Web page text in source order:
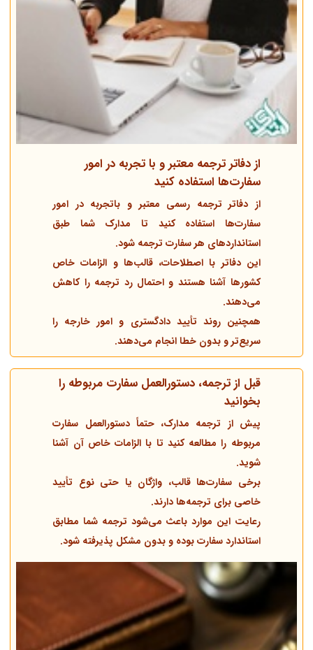
ازدفاتر ترجمه معتبر و با تجربه در امور
سفارت‌ها استفاده کنید
از دفاتر ترجمه رسمی معتبر و باتجربه در امور
سفارت‌ها استفاده کنید تا مدارک شما طبق
استانداردهای هر سفارت ترجمه شود.
این دفاتر با اصطلاحات، قالب‌ها و الزامات خاص
کشورها آشنا هستند و احتمال رد ترجمه را کاهش
می‌دهند.
همچنین روند تأیید دادگستری و امور خارجه را
سریع‌تر و بدون خطا انجام می‌دهند.
قبل از ترجمه، دستورالعمل سفارت مربوطه را
بخوانید
پیش از ترجمه مدارک، حتماً دستورالعمل سفارت
مربوطه را مطالعه کنید تا با الزامات خاص آن آشنا
شوید.
برخی سفارت‌ها قالب، واژگان یا حتی نوع تأیید
خاصی برای ترجمه‌ها دارند.
رعایت این موارد باعث می‌شود ترجمه شما مطابق
استاندارد سفارت بوده و بدون مشکل پذیرفته شود.